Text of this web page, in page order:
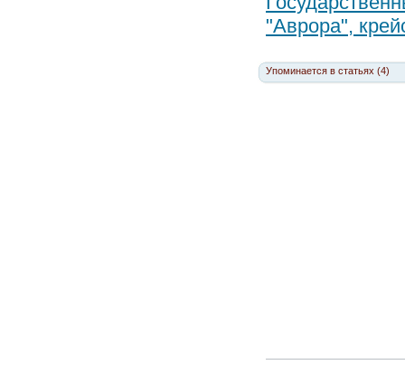
"Аврора",
Упоминается в статьях (4)